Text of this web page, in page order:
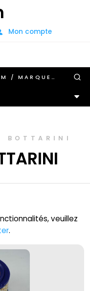
Mon compte
BOTTARINI
veuillez
.